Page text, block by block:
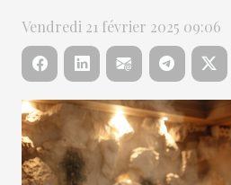
Vendredi 21 février 2025 09:06